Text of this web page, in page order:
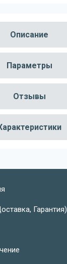
Описание
Параметры
Отзывы
Гарантия)